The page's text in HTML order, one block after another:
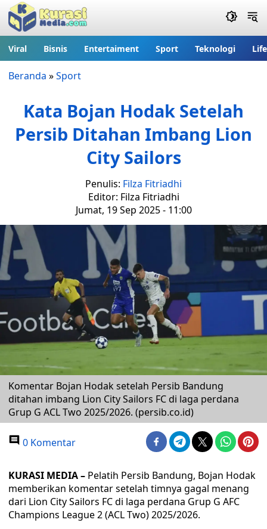
Viral Bisnis Entertaiment Sport Teknologi
Beranda »Sport
Kata Bojan Hodak Setelah
Persib Ditahan Imbang Lion
City Sailors
Penulis: Filza Fitriadhi
Editor: Filza Fitriadhi
Jumat, 19 Sep 2025 - 11:00
Komentar Bojan Hodak setelah Persib Bandung
ditahan imbang Lion City Sailors FC di laga perdana
Grup G ACL Two 2025/2026. (persib.co.id)
0 Komentar
KURASI MEDIA – Pelatih Persib Bandung, Bojan Hodak
memberikan komentar setelah timnya gagal menang
dari Lion City Sailors FC di laga perdana Grup G AFC
Champions League 2 (ACL Two) 2025/2026.